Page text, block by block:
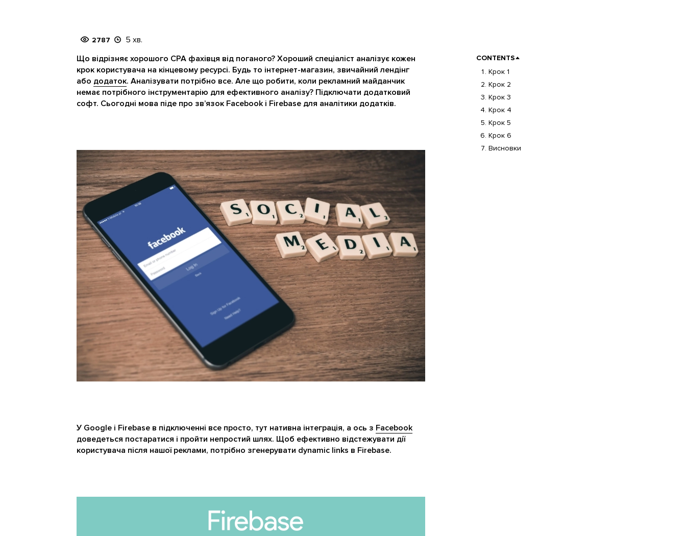
2787 5 хв.
CONTENTS
Крок 1
Крок 2
Крок 3
Крок 4
Крок 5
Крок 6
Висновки
Що відрізняє хорошого CPA фахівця від поганого? Хороший спеціаліст аналізує кожен
крок користувача на кінцевому ресурсі. Будь то інтернет-магазин, звичайний лендінг
або додаток. Аналізувати потрібно все. Але що робити, коли рекламний майданчик
немає потрібного інструментарію для ефективного аналізу? Підключати додатковий
софт. Сьогодні мова піде про зв’язок Facebook і Firebase для аналітики додатків.
У Google і Firebase в підключенні все просто, тут нативна інтеграція, а ось з Facebook
доведеться постаратися і пройти непростий шлях. Щоб ефективно відстежувати дії
користувача після нашої реклами, потрібно згенерувати dynamic links в Firebase.